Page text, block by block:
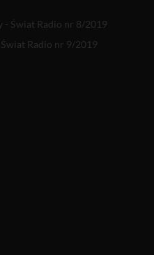
- Świat Radio nr 8/2019
Radio nr 9/2019